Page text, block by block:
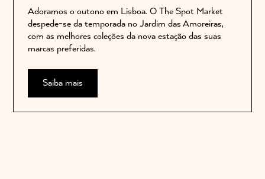
Adoramos o outono em Lisboa. O The Spot Market
despede-se da temporada no Jardim das Amoreiras,
com as melhores coleções da nova estação das suas
marcas preferidas.
Saiba mais